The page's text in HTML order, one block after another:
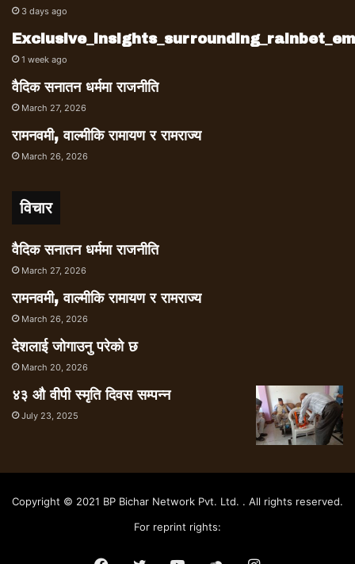
3 days ago
1 week ago
वैदिक सनातन धर्ममा राजनीति
March 27, 2026
रामनवमी, वाल्मीकि रामायण र रामराज्य
March 26, 2026
विचार
वैदिक सनातन धर्ममा राजनीति
March 27, 2026
रामनवमी, वाल्मीकि रामायण र रामराज्य
March 26, 2026
देशलाई जोगाउनु परेको छ
March 20, 2026
४३ औ वीपी स्मृति दिवस सम्पन्न
July 23, 2025
Copyright © 2021 BP Bichar Network Pvt. Ltd. . All rights reserved.
For reprint rights: